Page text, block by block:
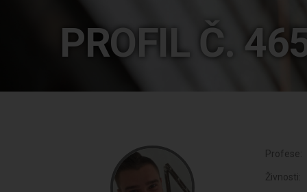
PROFIL Č.
Profese:
Živnosti: